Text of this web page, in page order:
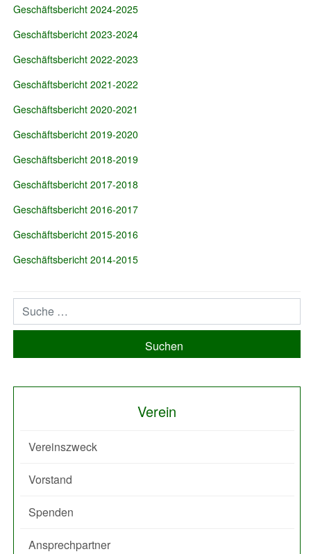
Geschäftsbericht 2024-2025
Geschäftsbericht 2023-2024
Geschäftsbericht 2022-2023
Geschäftsbericht 2021-2022
Geschäftsbericht 2020-2021
Geschäftsbericht 2019-2020
Geschäftsbericht 2018-2019
Geschäftsbericht 2017-2018
Geschäftsbericht 2016-2017
Geschäftsbericht 2015-2016
Geschäftsbericht 2014-2015
Suchen
Verein
Vereinszweck
Vorstand
Spenden
Ansprechpartner